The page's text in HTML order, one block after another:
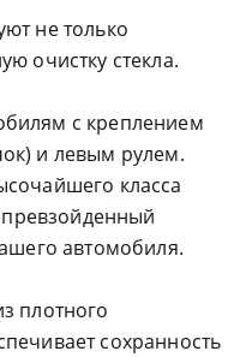
не только
очистку стекла.
с креплением
и левым рулем.
класса
автомобиля.
плотного
сохранность